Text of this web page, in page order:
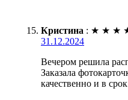
Кристина : ★ ★ ★
31.12.2024
Вечером решила
Заказала
качественно и в